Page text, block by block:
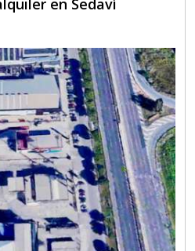
en Sedaví